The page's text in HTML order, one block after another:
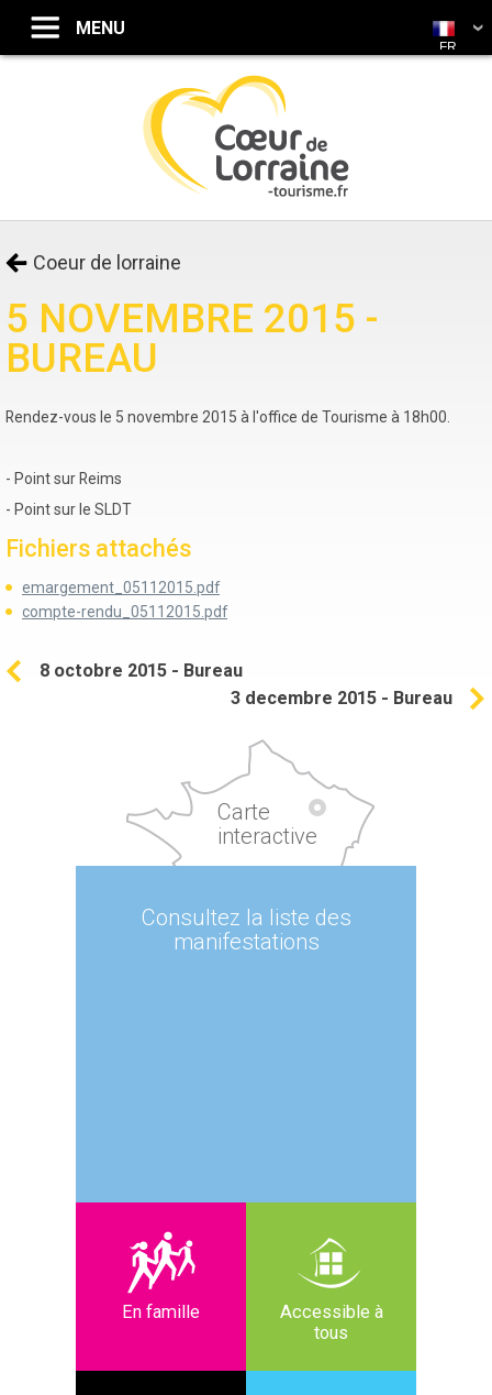
Coeur de lorraine
5 NOVEMBRE 2015 -
BUREAU
Rendez-vous le 5 novembre 2015 à l'office de Tourisme à 18h00.
- Point sur Reims
- Point sur le SLDT
Fichiers attachés
emargement_05112015.pdf
compte-rendu_05112015.pdf
8 octobre 2015 - Bureau
3 decembre 2015 - Bureau
Carte
interactive
Consultez la liste des
manifestations
En famille
Accessible à
tous
FR